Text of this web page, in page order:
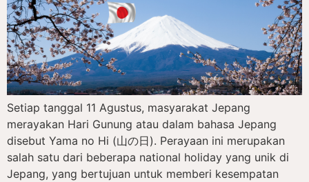
Setiap tanggal 11 Agustus, masyarakat Jepang
merayakan Hari Gunung atau dalam bahasa Jepang
disebut Yama no Hi (山の日). Perayaan ini merupakan
salah satu dari beberapa national holiday yang unik di
Jepang, yang bertujuan untuk memberi kesempatan